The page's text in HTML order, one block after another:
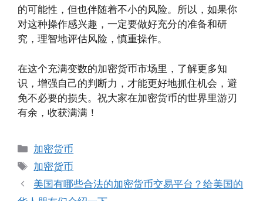
的可能性，但也伴随着不小的风险。所以，如果你
对这种操作感兴趣，一定要做好充分的准备和研
究，理智地评估风险，慎重操作。
在这个充满变数的加密货币市场里，了解更多知
识，增强自己的判断力，才能更好地抓住机会，避
免不必要的损失。祝大家在加密货币的世界里游刃
有余，收获满满！
分
类
加密货币
标
签
加密货币
美国有哪些合法的加密货币交易平台？给美国的